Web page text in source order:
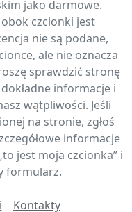
jako darmowe.
czcionki jest
nie są podane,
ale nie oznacza
sprawdzić stronę
informacje i
wątpliwości. Jeśli
na stronie, zgłoś
informacje
jest moja czcionka” i
formularz.
Kontakty